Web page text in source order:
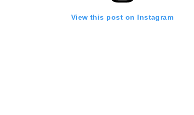
View this post on Instagram